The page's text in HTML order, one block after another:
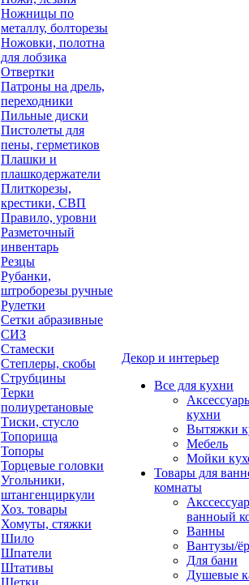
Ножницы по
металлу, болторезы
Ножовки, полотна
для лобзика
Отвертки
Патроны на дрель,
переходники
Пильные диски
Пистолеты для
пены, герметиков
Плашки и
плашкодержатели
Плиткорезы,
крестики, СВП
Правило, уровни
Разметочный
инвентарь
Резцы
Рубанки,
штроборезы ручные
Рулетки
Сетки абразивные
СИЗ
Стамески
Степлеры, скобы
Струбцины
Терки
полиуретановые
Тиски, стусло
Топорища
Топоры
Торцевые головки
Угольники,
штангенциркули
Хоз. товары
Хомуты, стяжки
Шило
Шпатели
Штативы
Щетки
Декор и интерьер
Все для кухни
кухни
Вытяжки
Мебель
Мойки
Товары для
комнаты
ванноый
Ванны
Вантузы/
Для бани
Душевые